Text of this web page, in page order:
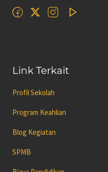
Link Terkait
Profil Sekolah
Program Keahlian
Blog Kegiatan
SPMB